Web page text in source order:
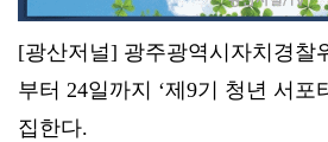
[광산저널] 광주광역시자치경찰
부터 24일까지 ‘제9기 청년 서포
집한다.